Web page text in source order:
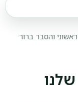
והסבר ברור